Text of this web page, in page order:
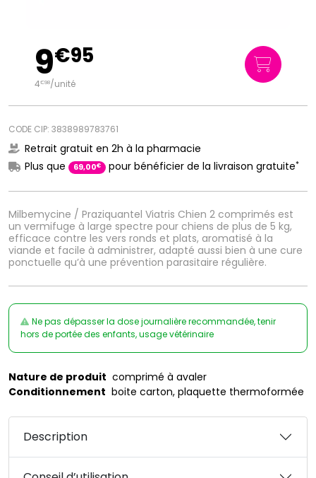
Milbemycine / Praziquantel Viatris Chien 2 comprimés est
un vermifuge à large spectre pour chiens de plus de 5 kg,
efficace contre les vers ronds et plats, aromatisé à la
viande et facile à administrer, adapté aussi bien à une cure
ponctuelle qu’à une prévention parasitaire régulière.
9€95
4€98/unité
CODE CIP: 3838989783761
Retrait gratuit en 2h à la pharmacie
Plus que
69,00€ pour bénéficier de la livraison gratuite*
Ne pas dépasser la dose journalière recommandée, tenir
hors de portée des enfants, usage vétérinaire
Nature de produit comprimé à avaler
Conditionnement boite carton, plaquette thermoformée
Description